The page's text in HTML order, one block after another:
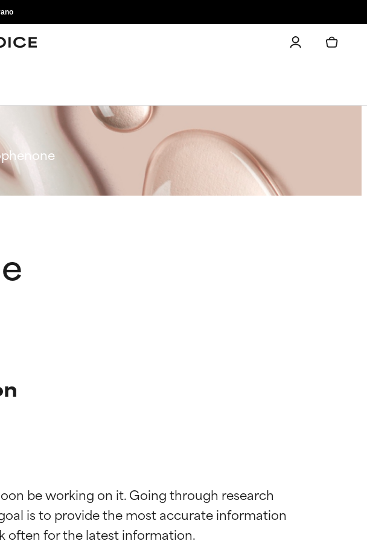
be working on it. Going through research
is to provide the most accurate information
Su eficacia está demostrada y
Su eficacia está demostrada y